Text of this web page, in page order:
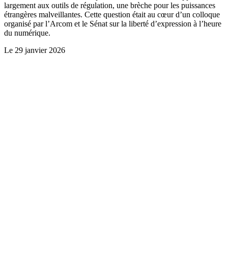
largement aux outils de régulation, une brèche pour les puissances
étrangères malveillantes. Cette question était au cœur d’un colloque
organisé par l’Arcom et le Sénat sur la liberté d’expression à l’heure
du numérique.
Le 29 janvier 2026